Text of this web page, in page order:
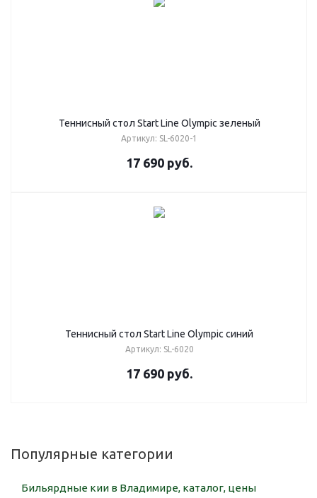
Теннисный стол Start Line Olympic зеленый
Артикул: SL-6020-1
17 690 руб.
Теннисный стол Start Line Olympic синий
Артикул: SL-6020
17 690 руб.
Популярные категории
Бильярдные кии в Владимире, каталог, цены